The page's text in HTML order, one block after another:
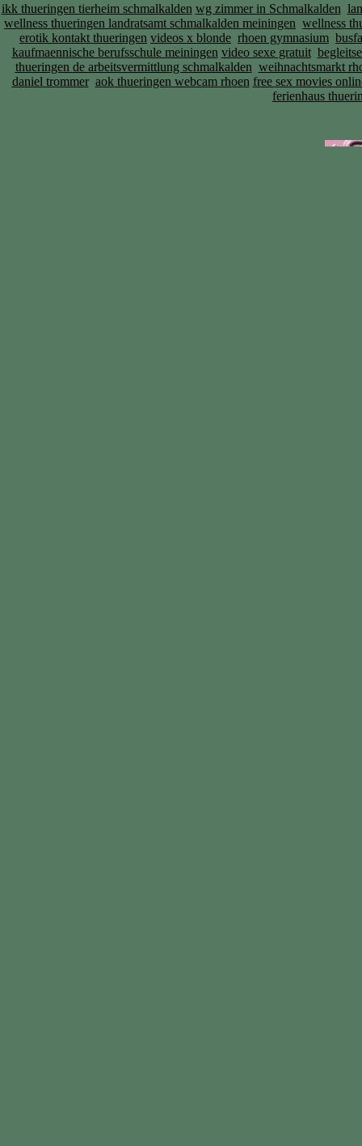
ikk thueringen tierheim schmalkalden wg zimmer in Schmalkalden
wellness thueringen landratsamt schmalkalden meiningen wellness
erotik kontakt thueringen videos x blonde rhoen gymnasium
kaufmaennische berufsschule meiningen video sexe gratuit
thueringen de arbeitsvermittlung schmalkalden weihnachtsmarkt
daniel trommer aok thueringen webcam rhoen free sex movies
ferienhaus